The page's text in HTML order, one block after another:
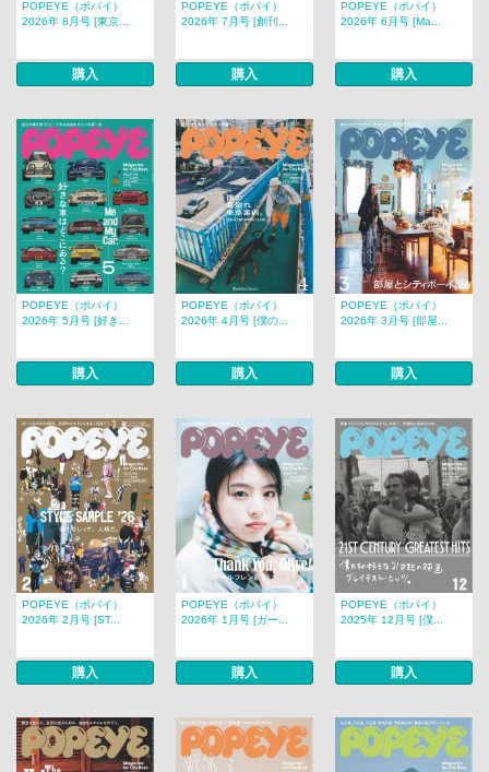
POPEYE（ポパイ）
2026年 8月号 [東京...
購入
POPEYE（ポパイ）
2026年 7月号 [創刊...
購入
POPEYE（ポパイ）
2026年 6月号 [Ma...
購入
POPEYE（ポパイ）
2026年 5月号 [好き...
購入
POPEYE（ポパイ）
2026年 4月号 [僕の...
購入
POPEYE（ポパイ）
2026年 3月号 [部屋...
購入
POPEYE（ポパイ）
2026年 2月号 [ST...
購入
POPEYE（ポパイ）
2026年 1月号 [ガー...
購入
POPEYE（ポパイ）
2025年 12月号 [僕...
購入